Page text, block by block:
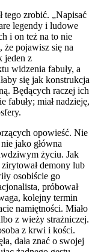
tego zrobić. „Napisać
legendy i ludowe
i on też na to nie
że pojawisz się na
jeden z
widzenia fabuły, a
się jak konstrukcja
Będących raczej ich
fabuły; miał nadzieję,
opowieść. Nie
jako główna
życiu. Jak
demony lub
osobiście go
próbował
kolejny termin
namiętności. Miało
z wieży strażniczej.
z krwi i kości.
dała znać o swojej